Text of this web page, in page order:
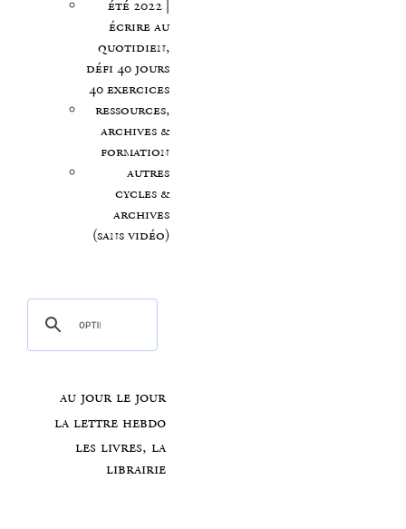
été 2022 |
écrire au
quotidien,
défi 40 jours
40 exercices
ressources,
archives &
formation
autres
cycles &
archives
(sans vidéo)
au jour le jour
la lettre hebdo
les livres, la
librairie